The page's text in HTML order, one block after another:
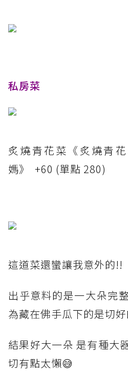
私房菜
炙燒青花菜《炙燒青
媽》 +60 (單點 280)
這道菜還蠻讓我意外的!!
出乎意料的是一大朵完
為藏在佛手瓜下的是切
結果好大一朵 是有種大
切有點太懶😅